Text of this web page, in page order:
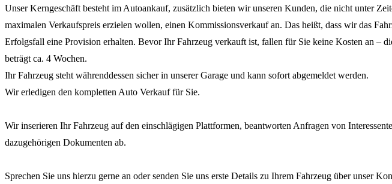
Unser Kerngeschäft besteht im Autoankauf, zusätzlich bieten wir unseren Kunden, die nicht unter
maximalen Verkaufspreis erzielen wollen, einen Kommissionsverkauf an. Das heißt, dass wir das
Erfolgsfall eine Provision erhalten. Bevor Ihr Fahrzeug verkauft ist, fallen für Sie keine Kosten an –
beträgt ca. 4 Wochen.
Ihr Fahrzeug steht währenddessen sicher in unserer Garage und kann sofort abgemeldet werden.
Wir erledigen den kompletten Auto Verkauf für Sie.
Wir inserieren Ihr Fahrzeug auf den einschlägigen Plattformen, beantworten Anfragen von
dazugehörigen Dokumenten ab.
Sprechen Sie uns hierzu gerne an oder senden Sie uns erste Details zu Ihrem Fahrzeug über unser